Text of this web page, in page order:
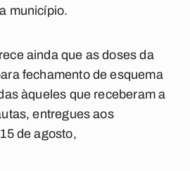
município.
ainda que as doses da
fechamento de esquema
àqueles que receberam a
entregues aos
de agosto,